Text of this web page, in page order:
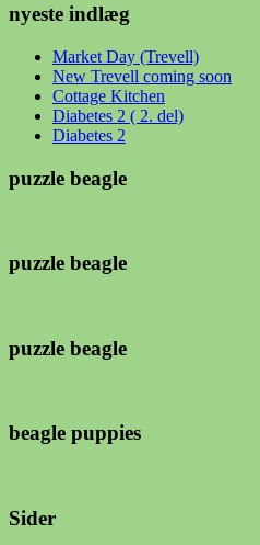
nyeste indlæg
Market Day (Trevell)
New Trevell coming soon
Cottage Kitchen
Diabetes 2 ( 2. del)
Diabetes 2
puzzle beagle
puzzle beagle
puzzle beagle
beagle puppies
Sider